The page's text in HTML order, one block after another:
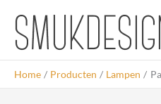
inhoud
Home Producten Lampen